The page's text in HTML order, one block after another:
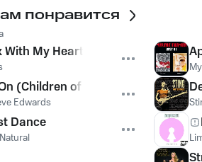
понравится
My Heart
(Children of the Sky)
Edwards
Dance
Natural